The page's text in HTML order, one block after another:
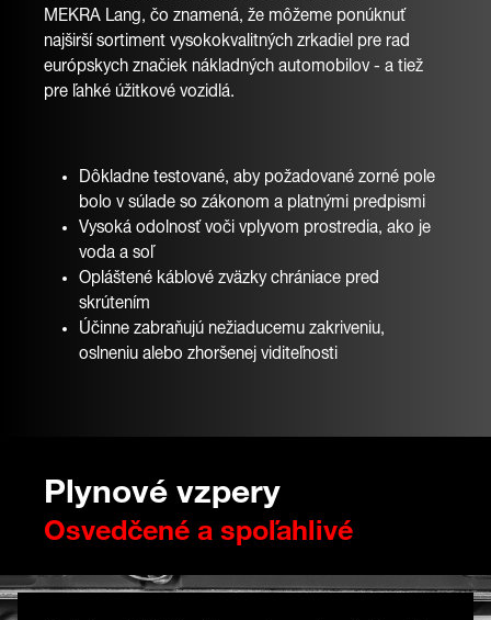
MEKRA Lang, čo znamená, že môžeme ponúknuť
najširší sortiment vysokokvalitných zrkadiel pre rad
európskych značiek nákladných automobilov - a tiež
pre ľahké úžitkové vozidlá.
Dôkladne testované, aby požadované zorné pole
bolo v súlade so zákonom a platnými predpismi
Vysoká odolnosť voči vplyvom prostredia, ako je
voda a soľ
Opláštené káblové zväzky chrániace pred
skrútením
Účinne zabraňujú nežiaducemu zakriveniu,
oslneniu alebo zhoršenej viditeľnosti
Plynové vzpery
Osvedčené a spoľahlivé